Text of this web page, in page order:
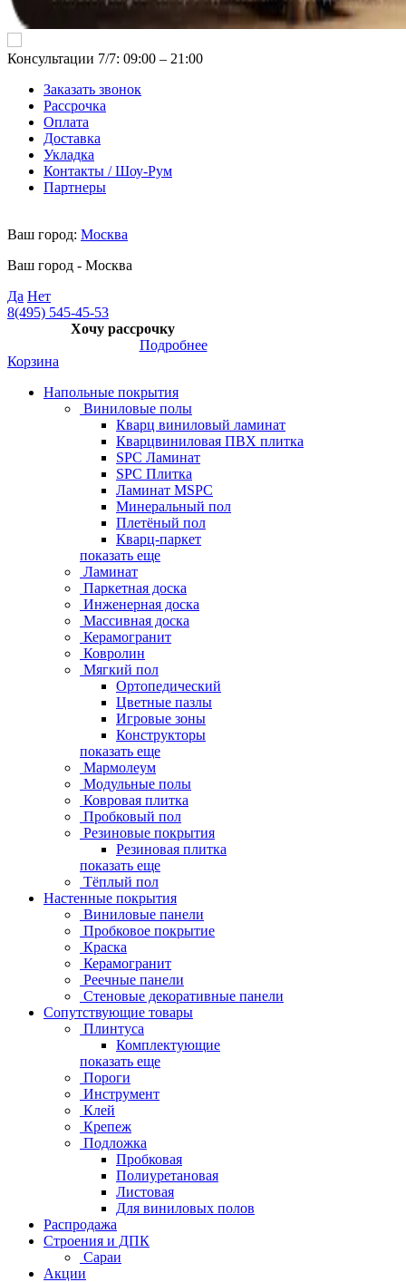
Консультации 7/7: 09:00 ‒ 21:00
Заказать звонок
Рассрочка
Оплата
Доставка
Укладка
Контакты / Шоу-Рум
Партнеры
Ваш город: Москва
Ваш город - Москва
Да Нет
8(495) 545-45-53
Хочу рассрочку
Подробнее
Корзина
Напольные покрытия
Виниловые полы
Кварц виниловый ламинат
Кварцвиниловая ПВХ плитка
SPC Ламинат
SPC Плитка
Ламинат MSPC
Минеральный пол
Плетёный пол
Кварц-паркет
показать еще
Ламинат
Паркетная доска
Инженерная доска
Массивная доска
Керамогранит
Ковролин
Мягкий пол
Ортопедический
Цветные пазлы
Игровые зоны
Конструкторы
показать еще
Мармолеум
Модульные полы
Ковровая плитка
Пробковый пол
Резиновые покрытия
Резиновая плитка
показать еще
Тёплый пол
Настенные покрытия
Виниловые панели
Пробковое покрытие
Краска
Керамогранит
Реечные панели
Стеновые декоративные панели
Сопутствующие товары
Плинтуса
Комплектующие
показать еще
Пороги
Инструмент
Клей
Крепеж
Подложка
Пробковая
Полиуретановая
Листовая
Для виниловых полов
Распродажа
Строения и ДПК
Сараи
Акции